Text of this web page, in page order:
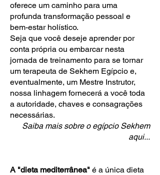
oferece um caminho para uma
profunda transformação pessoal e
bem-estar holístico.
Seja que você deseje aprender por
conta própria ou embarcar nesta
jornada de treinamento para se tornar
um terapeuta de Sekhem Egípcio e,
eventualmente, um Mestre Instrutor,
nossa linhagem fornecerá a você toda
a autoridade, chaves e consagrações
necessárias.
Saiba mais sobre o egípcio Sekhem
aqui...
A "dieta mediterrânea" é a única dieta